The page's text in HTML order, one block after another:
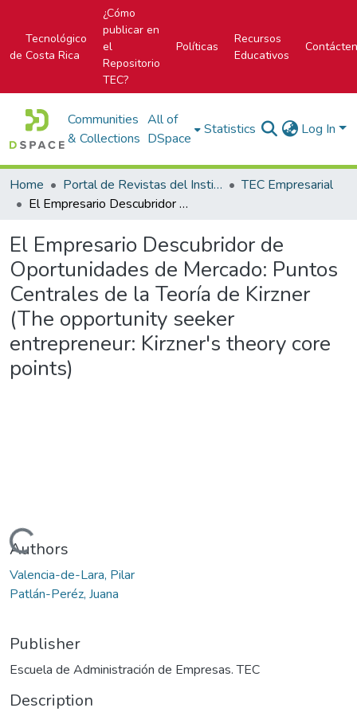
Tecnológico
de Costa Rica
¿Cómo
publicar en
el
Repositorio
TEC?
Políticas
Recursos
Educativos
Communities
& Collections
All of
DSpace
Statistics Log In
Home Portal de Revistas del Instituto Tecnológico de Costa Rica
TEC Empresarial
El Empresario Descubridor de Oportunidades de Mercado: Puntos Centrales de la Teoría de Kirzner (The opportunity seeker entrepreneur: Kirzner's theory core points)
El Empresario Descubridor de
Oportunidades de Mercado: Puntos
Centrales de la Teoría de Kirzner
(The opportunity seeker
entrepreneur: Kirzner's theory core
points)
Loading...
Authors
Valencia-de-Lara, Pilar
Patlán-Peréz, Juana
Publisher
Escuela de Administración de Empresas. TEC
Description